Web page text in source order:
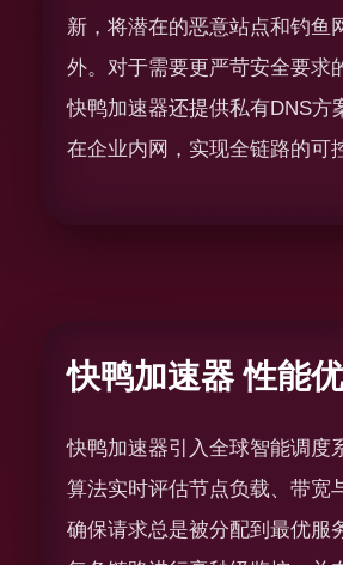
新，将潜在的恶意站点和钓鱼
外。对于需要更严苛安全要求
快鸭加速器还提供私有DNS方
在企业内网，实现全链路的可
快鸭加速器 性能
快鸭加速器引入全球智能调度
算法实时评估节点负载、带宽
确保请求总是被分配到最优服